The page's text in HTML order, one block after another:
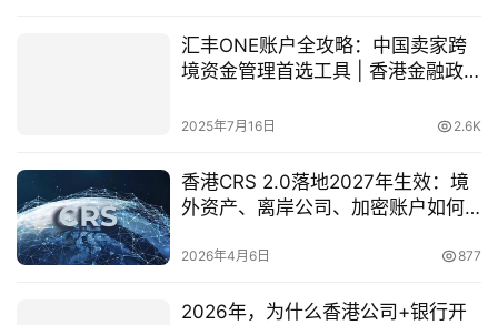
汇丰ONE账户全攻略：中国卖家跨
境资金管理首选工具 | 香港金融政
2025年7月16日 2.6K
香港CRS 2.0落地2027年生效：境
外资产、离岸公司、加密账户如何
2026年4月6日 877
2026年，为什么香港公司+银行开